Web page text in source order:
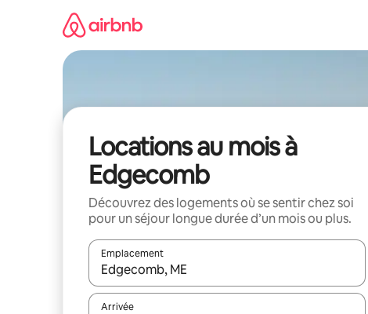
Locations au mois à
Edgecomb
Découvrez des logements où se sentir chez soi
pour un séjour longue durée d’un mois ou plus.
Emplacement
Quand les résultats sont affichés, parcourez-les en
Arrivée